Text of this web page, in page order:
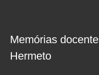
Memórias
Hermeto